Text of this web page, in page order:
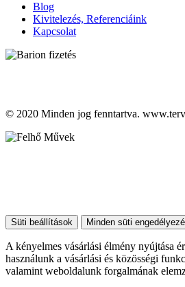
Blog
Kivitelezés, Referenciáink
Kapcsolat
© 2020 Minden jog fenntartva.
Süti beállítások Minden süti
A kényelmes vásárlási élmény nyújtása
használunk a vásárlási és közösségi
valamint weboldalunk forgalmának